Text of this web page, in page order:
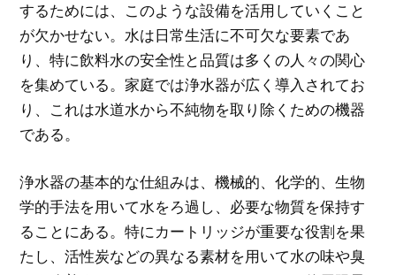
するためには、このような設備を活用していくこと
が欠かせない。水は日常生活に不可欠な要素であ
り、特に飲料水の安全性と品質は多くの人々の関心
を集めている。家庭では浄水器が広く導入されてお
り、これは水道水から不純物を取り除くための機器
である。
浄水器の基本的な仕組みは、機械的、化学的、生物
学的手法を用いて水をろ過し、必要な物質を保持す
ることにある。特にカートリッジが重要な役割を果
たし、活性炭などの異なる素材を用いて水の味や臭